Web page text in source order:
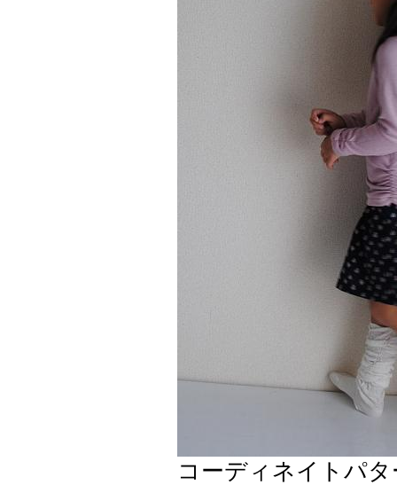
コーディネイトパ